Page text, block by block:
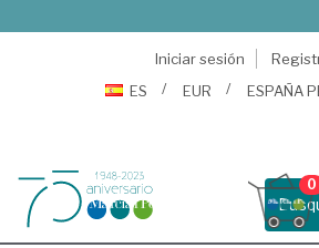
Iniciar sesión
ES
EUR ESPAÑA
0